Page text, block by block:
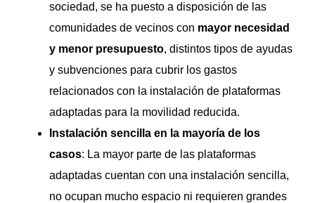
sociedad, se ha puesto a disposición de las
comunidades de vecinos con mayor necesidad
y menor presupuesto, distintos tipos de ayudas
y subvenciones para cubrir los gastos
relacionados con la instalación de plataformas
adaptadas para la movilidad reducida.
Instalación sencilla en la mayoría de los
casos: La mayor parte de las plataformas
adaptadas cuentan con una instalación sencilla,
no ocupan mucho espacio ni requieren grandes